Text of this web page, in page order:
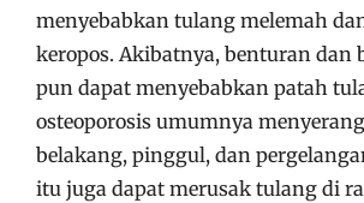
menyebabkan tulang melemah
keropos. Akibatnya, benturan dan
pun dapat menyebabkan patah
osteoporosis umumnya
belakang, pinggul, dan
itu juga dapat merusak tulang di